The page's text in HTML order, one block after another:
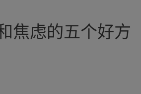
焦虑的五个好方